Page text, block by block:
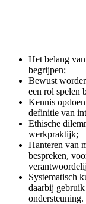
Het belang
begrijpen;
Bewust
een rol spelen
Kennis
definitie van
Ethische
werkpraktijk;
Hanteren van
bespreken,
Systematisch
daarbij
ondersteuning.